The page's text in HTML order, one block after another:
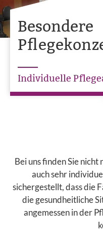
Besondere
Individuelle
Bei uns finden Sie nicht
auch sehr
sichergestellt, dass die
die gesundheitliche
angemessen in der